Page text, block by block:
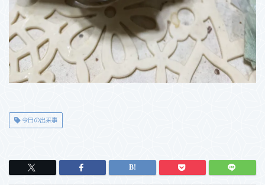
今日の出来事